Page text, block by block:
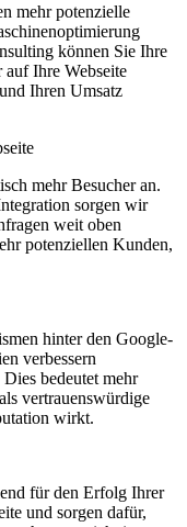
mehr potenzielle
können Sie Ihre
auf Ihre Webseite
Ihren Umsatz
mehr Besucher an.
sorgen wir
weit oben
potenziellen Kunden,
hinter den Google-
verbessern
bedeutet mehr
vertrauenswürdige
wirkt.
für den Erfolg Ihrer
und sorgen dafür,